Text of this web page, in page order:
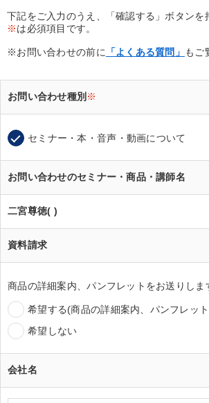
下記をご入力のうえ、「確認する」ボタンを
※は必須項目です。
※お問い合わせの前に 「よくある質問」 もご
お問い合わせ種別 ※
セミナー・本・音声・動画について
お問い合わせのセミナー・商品・講師名
二宮尊徳( )
資料請求
商品の詳細案内、パンフレットをお送りしま
希望する(商品の詳細案内、パンフレッ
希望しない
会社名